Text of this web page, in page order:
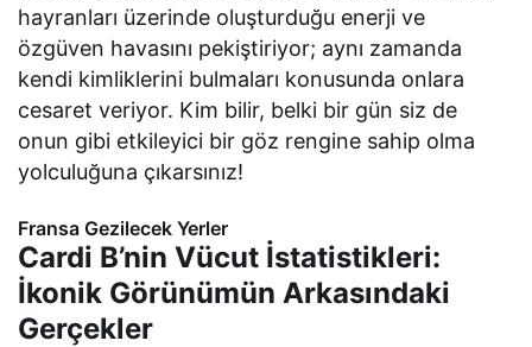
hayranları üzerinde oluşturduğu enerji ve
özgüven havasını pekiştiriyor; aynı zamanda
kendi kimliklerini bulmaları konusunda onlara
cesaret veriyor. Kim bilir, belki bir gün siz de
onun gibi etkileyici bir göz rengine sahip olma
yolculuğuna çıkarsınız!
Fransa Gezilecek Yerler
Cardi B’nin Vücut İstatistikleri:
İkonik Görünümün Arkasındaki
Gerçekler